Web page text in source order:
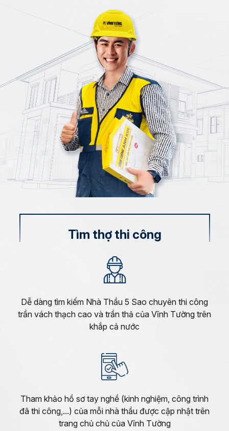
Tìm thợ thi công
Dễ dàng tìm kiếm Nhà Thầu 5 Sao chuyên thi công
trần vách thạch cao và trần thả của Vĩnh Tường trên
khắp cả nước
Tham khảo hồ sơ tay nghề (kinh nghiệm, công trình
đã thi công,...) của mỗi nhà thầu được cập nhật trên
trang chủ chủ của Vĩnh Tường